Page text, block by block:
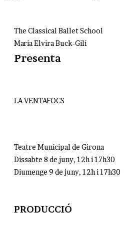
The Classical Ballet School
Maria Elvira Buck-Gili
Presenta
LA VENTAFOCS
Teatre Municipal de Girona
Dissabte 8 de juny, 12h i 17h30
Diumenge 9 de juny, 12h i 17h30
PRODUCCIÓ​